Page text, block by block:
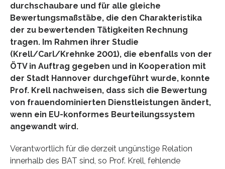
durchschaubare und für alle gleiche
Bewertungsmaßstäbe, die den Charakteristika
der zu bewertenden Tätigkeiten Rechnung
tragen. Im Rahmen ihrer Studie
(Krell/Carl/Krehnke 2001), die ebenfalls von der
ÖTV in Auftrag gegeben und in Kooperation mit
der Stadt Hannover durchgeführt wurde, konnte
Prof. Krell nachweisen, dass sich die Bewertung
von frauendominierten Dienstleistungen ändert,
wenn ein EU-konformes Beurteilungssystem
angewandt wird.
Verantwortlich für die derzeit ungünstige Relation
innerhalb des BAT sind, so Prof. Krell, fehlende